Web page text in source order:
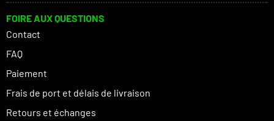
FOIRE AUX QUESTIONS
Contact
FAQ
Paiement
Frais de port et délais de livraison
Retours et échanges